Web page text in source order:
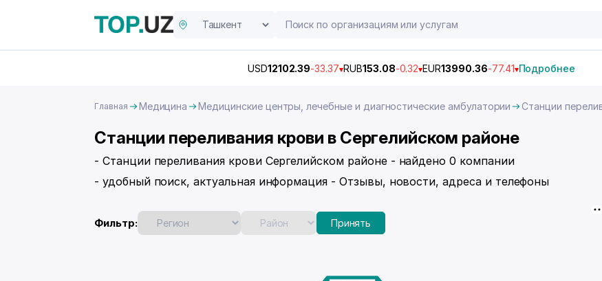
USD12102.39-33.37 RUB153.08-0.32 EUR13990.36-77.41 Подробнее
Главная Медицина Медицинские центры, лечебные и диагностические амбулатории Станции
Станции переливания крови в Сергелийском районе
- Станции переливания крови Сергелийском районе - найдено 0 компании
- удобный поиск, актуальная информация - Отзывы, новости, адреса и телефоны
Фильтр: Принять